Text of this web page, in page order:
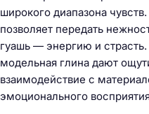
широкого диапазона
позволяет передать
гуашь — энергию и
модельная глина дают
взаимодействие с
эмоционального